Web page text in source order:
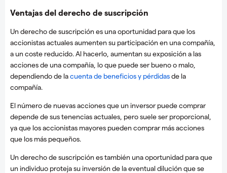
Ventajas del derecho de suscripción
Un derecho de suscripción es una oportunidad para que los
accionistas actuales aumenten su participación en una compañía,
a un coste reducido. Al hacerlo, aumentan su exposición a las
acciones de una compañía, lo que puede ser bueno o malo,
dependiendo de lacuenta de beneficios y pérdidasde la
compañía.
El número de nuevas acciones que un inversor puede comprar
depende de sus tenencias actuales, pero suele ser proporcional,
ya que los accionistas mayores pueden comprar más acciones
que los más pequeños.
Un derecho de suscripción es también una oportunidad para que
un individuo proteja su inversión de la eventual dilución que se